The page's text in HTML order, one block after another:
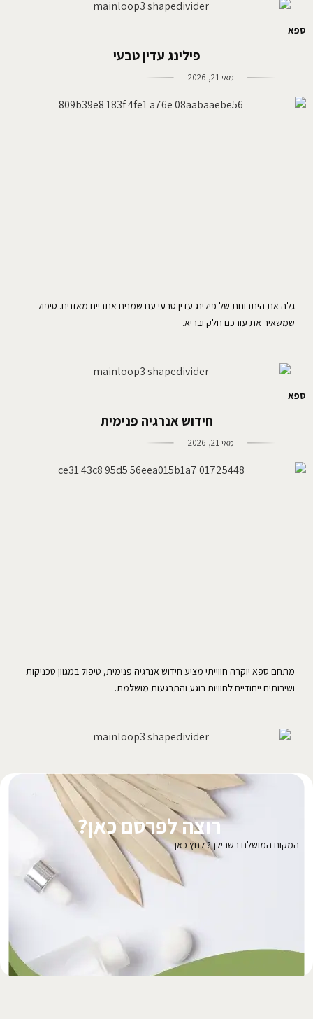
ספא
פילינג עדין טבעי
מאי 21, 2026
גלה את היתרונות של פילינג עדין טבעי עם שמנים אתריים מאזנים. טיפול
שמשאיר את עורכם חלק ובריא.
ספא
חידוש אנרגיה פנימית
מאי 21, 2026
מתחם ספא יוקרה חווייתי מציע חידוש אנרגיה פנימית, טיפול במגוון טכניקות
ושירותים ייחודיים לחוויות רוגע והתרגעות מושלמת.
רוצה לפרסם כאן?
המקום המושלם בשבילך? לחץ כאן